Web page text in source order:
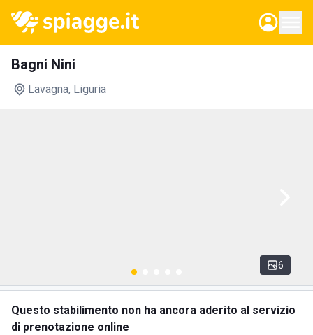
Bagni Nini
Lavagna, Liguria
6
Questo stabilimento non ha ancora aderito al servizio
di prenotazione online